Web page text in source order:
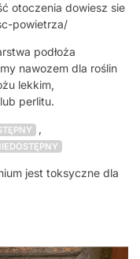
otoczenia dowiesz sie
powietrza/
podłoża
nawozem dla roślin
lekkim,
perlitu.
,
jest toksyczne dla